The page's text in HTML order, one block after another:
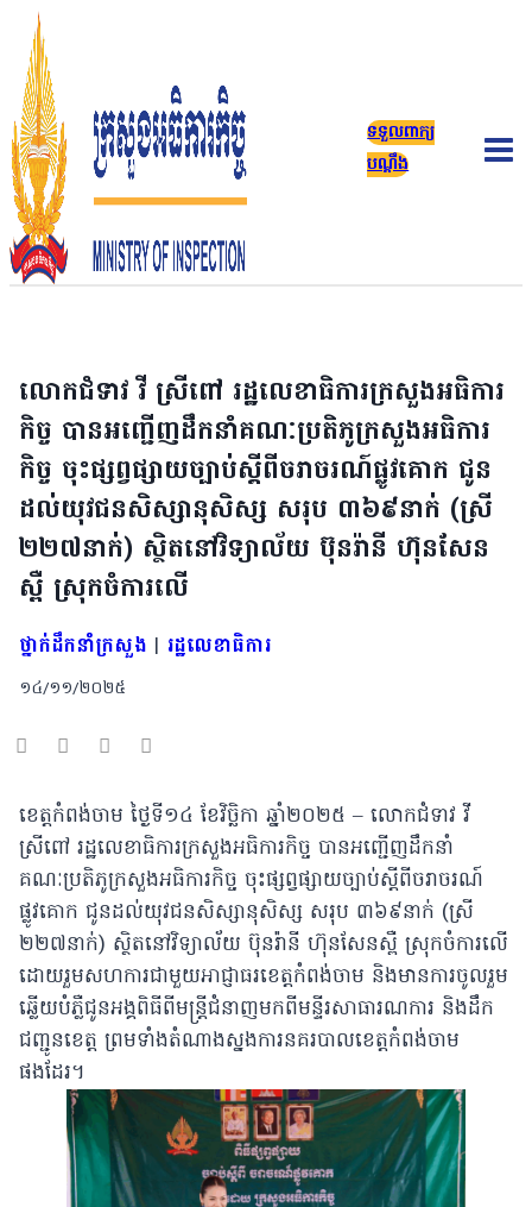
Skip
content
ទទួលពាក្យ
បណ្តឹង
លោកជំទាវ វី ស្រីពៅ រដ្ឋលេខាធិការក្រសួងអធិការ
កិច្ច បានអញ្ជើញដឹកនាំគណៈប្រតិភូក្រសួងអធិការ
កិច្ច ចុះផ្សព្វផ្សាយច្បាប់ស្តីពីចរាចរណ៍ផ្លូវគោក ជូន
ដល់យុវជនសិស្សានុសិស្ស សរុប ៣៦៩នាក់ (ស្រី
២២៧នាក់) ស្ថិតនៅវិទ្យាល័យ ប៊ុនរ៉ានី ហ៊ុនសែន
ស្ពឺ ស្រុកចំការលើ
ថ្នាក់ដឹកនាំក្រសួង | រដ្ឋលេខាធិការ
១៤/១១/២០២៥
ខេត្តកំពង់ចាម ថ្ងៃទី១៤ ខែវិច្ឆិកា ឆ្នាំ២០២៥ – លោកជំទាវ វី
ស្រីពៅ រដ្ឋលេខាធិការក្រសួងអធិការកិច្ច បានអញ្ជើញដឹកនាំ
គណៈប្រតិភូក្រសួងអធិការកិច្ច ចុះផ្សព្វផ្សាយច្បាប់ស្តីពីចរាចរណ៍
ផ្លូវគោក ជូនដល់យុវជនសិស្សានុសិស្ស សរុប ៣៦៩នាក់ (ស្រី
២២៧នាក់) ស្ថិតនៅវិទ្យាល័យ ប៊ុនរ៉ានី ហ៊ុនសែនស្ពឺ ស្រុកចំការលើ
ដោយរួមសហការជាមួយអាជ្ញាធរខេត្តកំពង់ចាម និងមានការចូលរួម
ឆ្លើយបំភ្លឺជូនអង្គពិធីពីមន្ដ្រីជំនាញមកពីមន្ទីរសាធារណការ និងដឹក
ជញ្ជូនខេត្ត ព្រមទាំងតំណាងស្នងការនគរបាលខេត្តកំពង់ចាម
ផងដែរ។